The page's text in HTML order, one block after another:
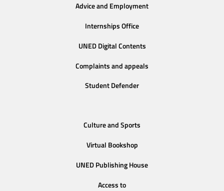
Advice and Employment
Internships Office
UNED Digital Contents
Complaints and appeals
Student Defender
Culture and Sports
Virtual Bookshop
UNED Publishing House
Access to